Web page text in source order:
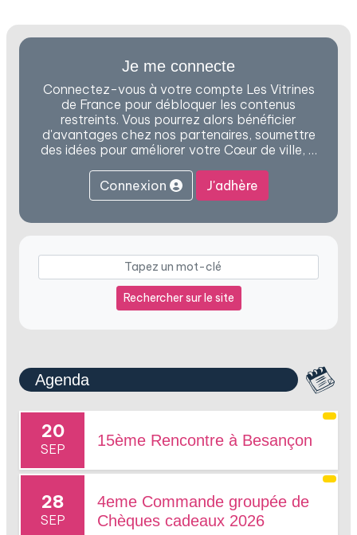
Je me connecte
Connectez-vous à votre compte Les Vitrines
de France pour débloquer les contenus
restreints. Vous pourrez alors bénéficier
d'avantages chez nos partenaires, soumettre
des idées pour améliorer votre Cœur de ville, …
Connexion J'adhère
Rechercher sur le site
Agenda
20
SEP 15ème Rencontre à Besançon
28
SEP
4eme Commande groupée de
Chèques cadeaux 2026